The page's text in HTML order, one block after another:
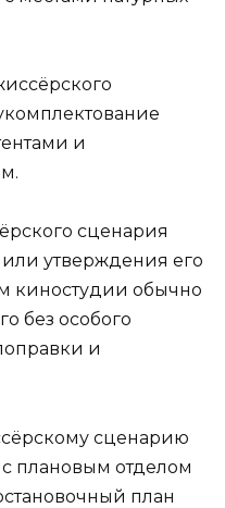
и
сценария
утверждения его
киностудии обычно
без особого
и
сценарию
плановым отделом
план